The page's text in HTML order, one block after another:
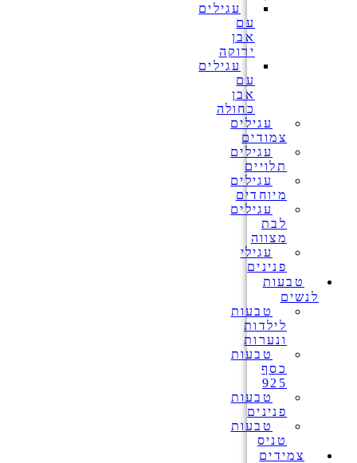
עגילים
עם
אבן
ירוקה
עגילים
עם
אבן
כחולה
עגילים
צמודים
עגילים
תלויים
עגילים
מיוחדים
עגילים
לבת
מצווה
עגילי
פנינים
טבעות
לנשים
טבעות
לילדות
ונערות
טבעות
כסף
925
טבעות
פנינים
טבעות
טניס
צמידים